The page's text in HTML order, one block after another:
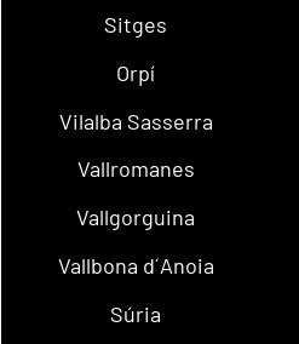
Sitges
Orpí
Vilalba Sasserra
Vallromanes
Vallgorguina
Vallbona d´Anoia
Súria